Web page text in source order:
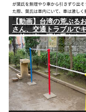
【動画】台湾の荒ぶる
さん、交通トラブルで
て前の車の運転手をナ
で斬りつけるも壮絶な
討ちにあう